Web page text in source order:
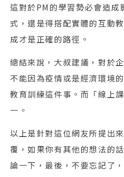
這對於PM的學習勢必會造成
式，還是得搭配實體的互動
成才是正確的路徑。
總結來說，大叔建議，對於
不能因為疫情或是經濟環境
教育訓練這件事。而「線上
一。
以上是針對這位網友所提出
覆，如果你有其他的想法的
論一下，最後，不要忘記了